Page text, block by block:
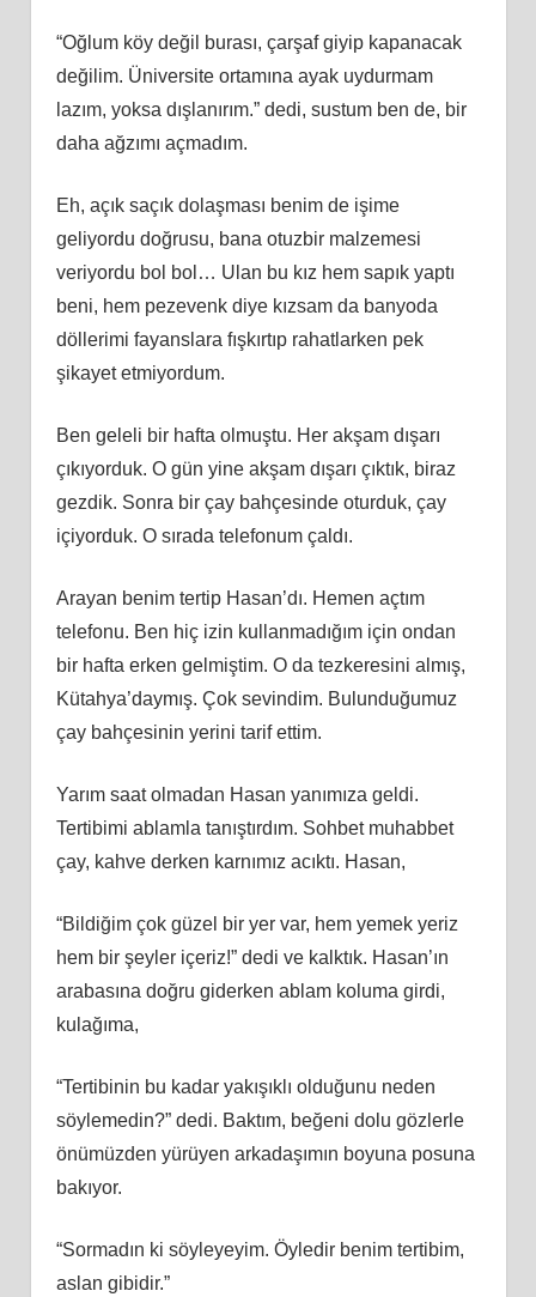
“Oğlum köy değil burası, çarşaf giyip kapanacak
değilim. Üniversite ortamına ayak uydurmam
lazım, yoksa dışlanırım.” dedi, sustum ben de, bir
daha ağzımı açmadım.
Eh, açık saçık dolaşması benim de işime
geliyordu doğrusu, bana otuzbir malzemesi
veriyordu bol bol… Ulan bu kız hem sapık yaptı
beni, hem pezevenk diye kızsam da banyoda
döllerimi fayanslara fışkırtıp rahatlarken pek
şikayet etmiyordum.
Ben geleli bir hafta olmuştu. Her akşam dışarı
çıkıyorduk. O gün yine akşam dışarı çıktık, biraz
gezdik. Sonra bir çay bahçesinde oturduk, çay
içiyorduk. O sırada telefonum çaldı.
Arayan benim tertip Hasan’dı. Hemen açtım
telefonu. Ben hiç izin kullanmadığım için ondan
bir hafta erken gelmiştim. O da tezkeresini almış,
Kütahya’daymış. Çok sevindim. Bulunduğumuz
çay bahçesinin yerini tarif ettim.
Yarım saat olmadan Hasan yanımıza geldi.
Tertibimi ablamla tanıştırdım. Sohbet muhabbet
çay, kahve derken karnımız acıktı. Hasan,
“Bildiğim çok güzel bir yer var, hem yemek yeriz
hem bir şeyler içeriz!” dedi ve kalktık. Hasan’ın
arabasına doğru giderken ablam koluma girdi,
kulağıma,
“Tertibinin bu kadar yakışıklı olduğunu neden
söylemedin?” dedi. Baktım, beğeni dolu gözlerle
önümüzden yürüyen arkadaşımın boyuna posuna
bakıyor.
“Sormadın ki söyleyeyim. Öyledir benim tertibim,
aslan gibidir.”